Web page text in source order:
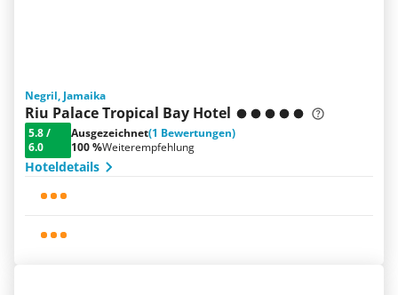
Negril, Jamaika
Riu Palace Tropical Bay Hotel
5.8/
6.0
Ausgezeichnet(1 Bewertungen)
100 %Weiterempfehlung
Hoteldetails